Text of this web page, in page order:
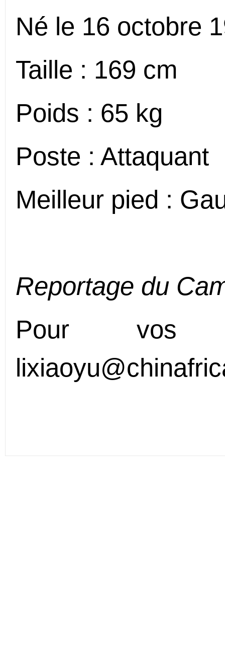
Né le 16 octobre
Taille : 169 cm
Poids : 65 kg
Poste : Attaquant
Meilleur pied :
Reportage du
Pour vos